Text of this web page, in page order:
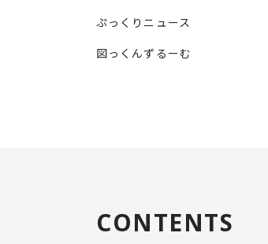
ぷっくりニュース
図っくんずるーむ
CONTENTS